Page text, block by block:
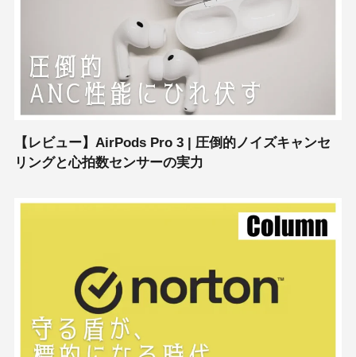
【レビュー】AirPods Pro 3 | 圧倒的ノイズキャンセ
リングと心拍数センサーの実力